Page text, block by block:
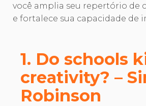
você amplia seu repertório de
e fortalece sua capacidade de
1. Do schools
creativity? –
Robinson